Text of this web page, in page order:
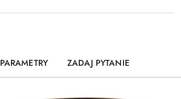
PARAMETRY ZADAJ PYTANIE